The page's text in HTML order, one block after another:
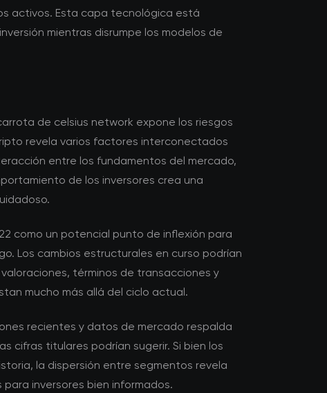
activos. Esta capa tecnológica está
mientras disrumpe los modelos de
de celsius network expone los riesgos
revela varios factores interconectados
entre los fundamentos del mercado,
de los inversores crea una
como un potencial punto de inflexión para
Los cambios estructurales en curso podrían
términos de transacciones y
mucho más allá del ciclo actual.
recientes y datos de mercado respalda
cifras titulares podrían sugerir. Si bien los
la dispersión entre segmentos revela
inversores bien informados.